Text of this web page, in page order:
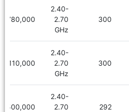
300
2.40-
2.70
GHz
780,000
300
2.40-
2.70
GHz
1,110,000
292
2.40-
2.70
1,500,000